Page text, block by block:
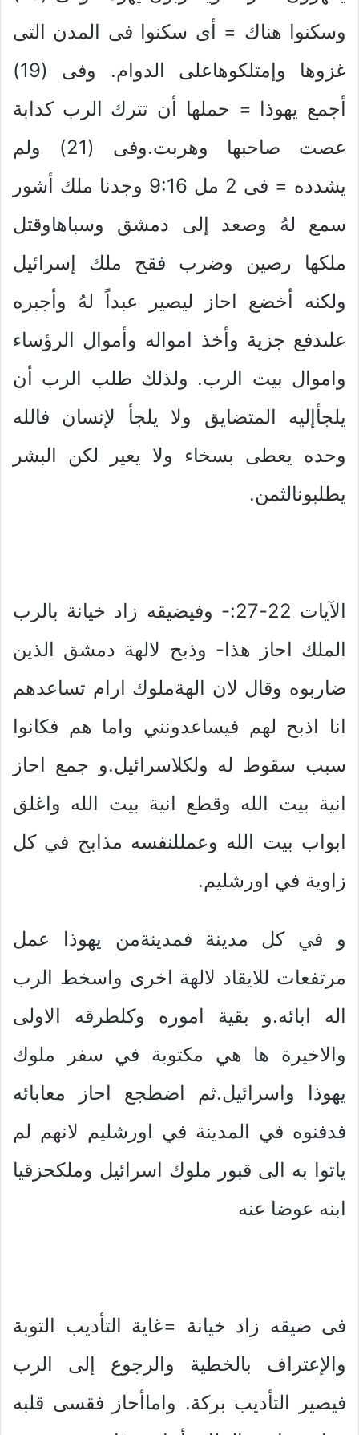
وسكنوا هناك = أى سكنوا فى المدن التى
غزوها وإمتلكوهاعلى الدوام. وفى (19)
أجمع يهوذا = حملها أن تترك الرب كدابة
عصت صاحبها وهربت.وفى (21) ولم
يشدده = فى 2 مل 9:16 وجدنا ملك أشور
سمع لهُ وصعد إلى دمشق وسباهاوقتل
ملكها رصين وضرب فقح ملك إسرائيل
ولكنه أخضع احاز ليصير عبداً لهُ وأجبره
علىدفع جزية وأخذ امواله وأموال الرؤساء
واموال بيت الرب. ولذلك طلب الرب أن
يلجأإليه المتضايق ولا يلجأ لإنسان فالله
وحده يعطى بسخاء ولا يعير لكن البشر
يطلبونالثمن.
الآيات 22-27:- وفيضيقه زاد خيانة بالرب
الملك احاز هذا- وذبح لالهة دمشق الذين
ضاربوه وقال لان الهةملوك ارام تساعدهم
انا اذبح لهم فيساعدونني واما هم فكانوا
سبب سقوط له ولكلاسرائيل.و جمع احاز
انية بيت الله وقطع انية بيت الله واغلق
ابواب بيت الله وعمللنفسه مذابح في كل
زاوية في اورشليم.
و في كل مدينة فمدينةمن يهوذا عمل
مرتفعات للايقاد لالهة اخرى واسخط الرب
اله ابائه.و بقية اموره وكلطرقه الاولى
والاخيرة ها هي مكتوبة في سفر ملوك
يهوذا واسرائيل.ثم اضطجع احاز معابائه
فدفنوه في المدينة في اورشليم لانهم لم
ياتوا به الى قبور ملوك اسرائيل وملكحزقيا
ابنه عوضا عنه
فى ضيقه زاد خيانة =غاية التأديب التوبة
والإعتراف بالخطية والرجوع إلى الرب
فيصير التأديب بركة. واماأحاز فقسى قلبه